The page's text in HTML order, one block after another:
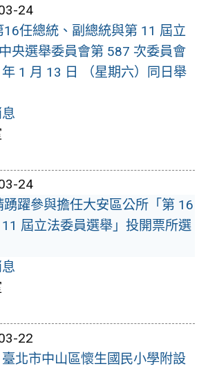
24
16任總統、副總統與第 11 屆立
央選舉委員會第 587 次委員會
1 月 13 日 （星期六）同日舉
24
踴躍參與擔任大安區公所「第 16
屆立法委員選舉」投開票所選
22
北市中山區懷生國民小學附設